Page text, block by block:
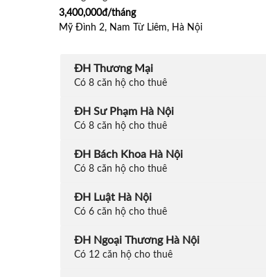
3,400,000đ/tháng
Mỹ Đình 2, Nam Từ Liêm, Hà Nội
ĐH Thương Mại
Có 8 căn hộ cho thuê
ĐH Sư Phạm Hà Nội
Có 8 căn hộ cho thuê
ĐH Bách Khoa Hà Nội
Có 8 căn hộ cho thuê
ĐH Luật Hà Nội
Có 6 căn hộ cho thuê
ĐH Ngoại Thương Hà Nội
Có 12 căn hộ cho thuê